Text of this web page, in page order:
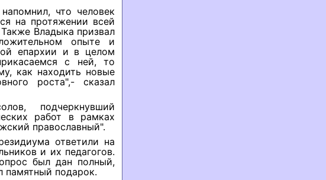
что человек
на протяжении всей
Владыка призвал
опыте и
епархии и в целом
с ней, то
как находить новые
роста",- сказал
подчеркнувший
работ в рамках
православный".
ответили на
и их педагогов.
был дан полный,
памятный подарок.